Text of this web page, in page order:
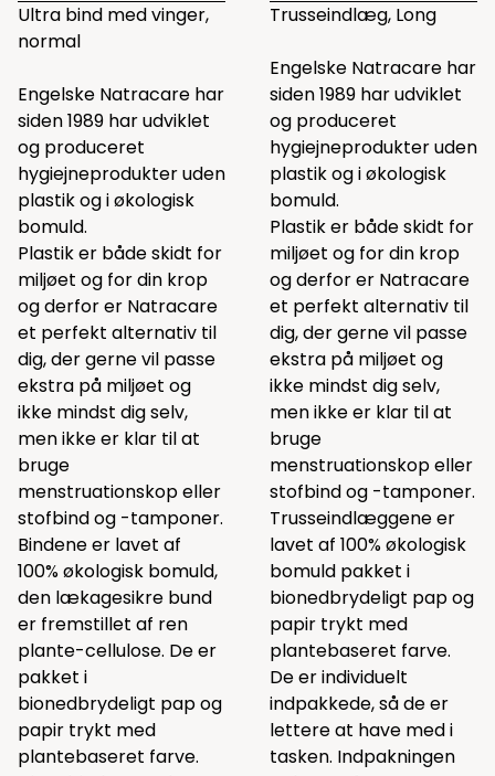
Ultra bind med vinger,
normal
Engelske Natracare har
siden 1989 har udviklet
og produceret
hygiejneprodukter uden
plastik og i økologisk
bomuld.
Plastik er både skidt for
miljøet og for din krop
og derfor er Natracare
et perfekt alternativ til
dig, der gerne vil passe
ekstra på miljøet og
ikke mindst dig selv,
men ikke er klar til at
bruge
menstruationskop eller
stofbind og -tamponer.
Bindene er lavet af
100% økologisk bomuld,
den lækagesikre bund
er fremstillet af ren
plante-cellulose. De er
pakket i
bionedbrydeligt pap og
papir trykt med
plantebaseret farve.
Trusseindlæg, Long
Engelske Natracare har
siden 1989 har udviklet
og produceret
hygiejneprodukter uden
plastik og i økologisk
bomuld.
Plastik er både skidt for
miljøet og for din krop
og derfor er Natracare
et perfekt alternativ til
dig, der gerne vil passe
ekstra på miljøet og
ikke mindst dig selv,
men ikke er klar til at
bruge
menstruationskop eller
stofbind og -tamponer.
Trusseindlæggene er
lavet af 100% økologisk
bomuld pakket i
bionedbrydeligt pap og
papir trykt med
plantebaseret farve.
De er individuelt
indpakkede, så de er
lettere at have med i
tasken. Indpakningen